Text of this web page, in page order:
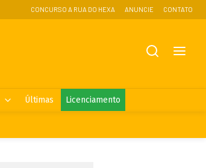
CONCURSO A RUA DO HEXA ANUNCIE CONTATO
Últimas Licenciamento